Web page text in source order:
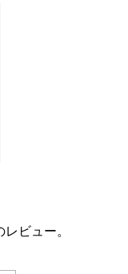
ビュー。